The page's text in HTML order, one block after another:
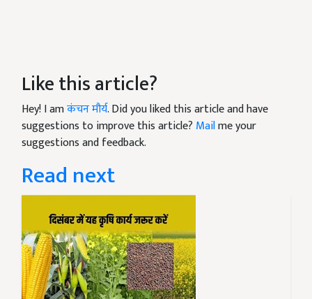
Like this article?
Hey! I amकंचन मौर्य. Did you liked this article and have
suggestions to improve this article? Mailme your
suggestions and feedback.
Read next